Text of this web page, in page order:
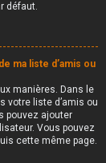
défaut.
ma liste d’amis ou
manières. Dans le
votre liste d’amis ou
pouvez ajouter
Vous pouvez
cette même page.